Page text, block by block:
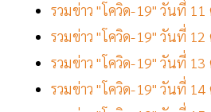
รวมข่าว "โควิด-19" วันที่ 11
รวมข่าว "โควิด-19" วันที่ 12
รวมข่าว "โควิด-19" วันที่ 13
รวมข่าว "โควิด-19" วันที่ 14